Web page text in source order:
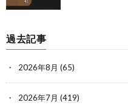
過去記事
2026年8月 (65)
2026年7月 (419)